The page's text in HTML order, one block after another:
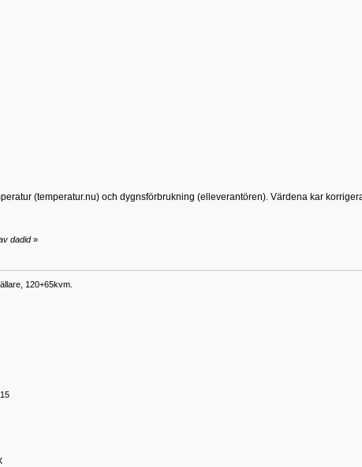
(temperatur.nu) och dygnsförbrukning (elleverantören). Värdena kar
dadid»
120+65kvm.